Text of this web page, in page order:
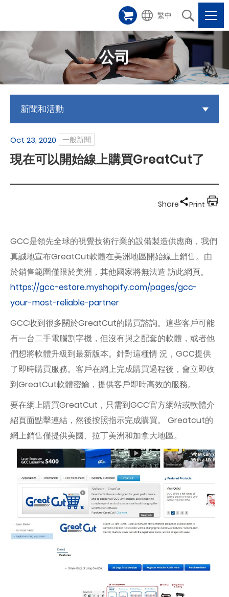
繁中
公司
新聞和活動
Oct 23, 2020 一般新聞
現在可以開始線上購買GreatCut了
Share Print
GCC是領先全球的視覺技術行業的設備製造供應商，我們
真誠地宣布GreatCut軟體在美洲地區開始線上銷售。由
於銷售範圍僅限於美洲，其他國家將無法造 訪此網頁。
https://gcc-estore.myshopify.com/pages/gcc-
your-most-reliable-partner
GCC收到很多關於GreatCut的購買諮詢。這些客戶可能
有一台二手電腦割字機，但沒有與之配套的軟體，或者他
們想將軟體升級到最新版本。針對這種情 況，GCC提供
了即時購買服務。客戶在網上完成購買過程後，會立即收
到GreatCut軟體密鑰，提供客戶即時高效的服務。
要在網上購買GreatCut，只需到GCC官方網站或軟體介
紹頁面點擊連結，然後按照指示完成購買。 Greatcut的
網上銷售僅提供美國、拉丁美洲和加拿大地區。